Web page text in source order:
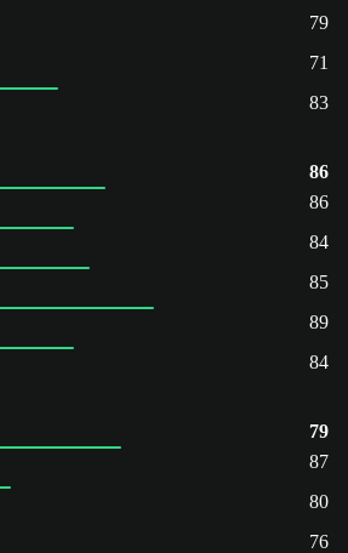
79
71
83
86
86
84
85
89
84
79
87
80
76